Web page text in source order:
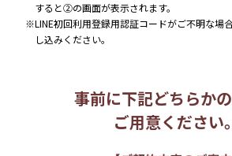
すると②の画面が表示されます。
※LINE初回利用登録用認証コードがご不明な場合
し込みください。
事前に下記どちらか
ご用意ください。